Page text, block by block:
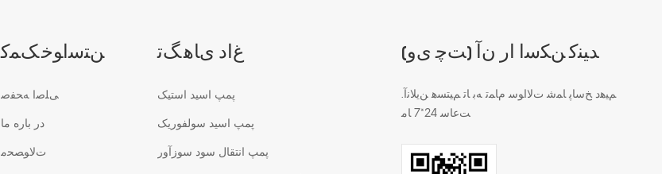
ﻦﺘﺳﺍﻮﺧ ﮏﻤﮐ
ﯽﻠﺻﺍ ﻪﺤﻔﺻ
در باره ما
ﺕﻻ ﻮﺼﺤﻣ
ﻍﺍﺩ ﯼﺎﻫ ﮓﺗ
پمپ اسید استیک
پمپ اسید سولفوریک
پمپ انتقال سود سوزآور
(ﺖﭼ ﯼﻭ) ﺪﯿﻨﮐ ﻦﮑﺳﺍ ﺍﺭ ﻥﺁ
.ﻢﯿﻫﺩ ﺦﺳﺎﭘ ﺎﻤﺷ ﺕﻻ ﺍﻮﺳ ﻡﺎﻤﺗ ﻪﺑ ﺎﺗ ﻢﯿﺘﺴﻫ ﻦﯾﻼ ﻧﺁ
ﺖﻋﺎﺳ 24*7 ﺎﻣ